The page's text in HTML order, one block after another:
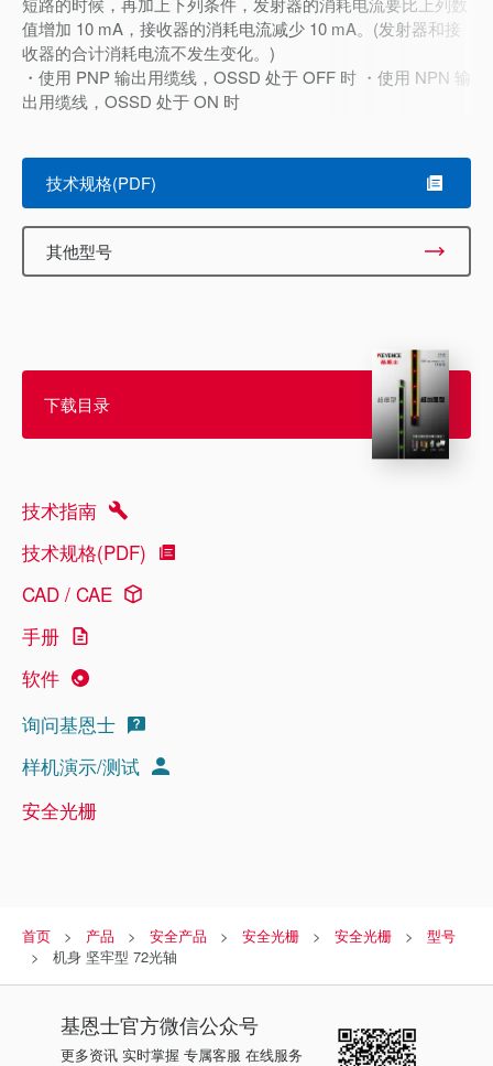
值增加 10 mA，接收器的消耗电流减少 10 mA。(发射器和接
收器的合计消耗电流不发生变化。)
・使用 PNP 输出用缆线，OSSD 处于 OFF 时 ・使用 NPN 输
出用缆线，OSSD 处于 ON 时
技术规格(PDF)
其他型号
下载目录
技术指南
技术规格(PDF)
CAD / CAE
手册
软件
询问基恩士
样机演示/测试
安全光栅
首页 产品 安全产品 安全光栅 安全光栅
型号
机身 坚牢型 72光轴
基恩士官方微信公众号
更多资讯 实时掌握 专属客服 在线服务